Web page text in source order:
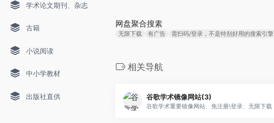
学术论文期刊、杂志
古籍
小说阅读
中小学教材
出版社直供
网盘聚合搜素
无限下载 有广告 需扫码/登录，不是特别好用的搜索引擎
相关导航
谷歌学术镜像网站(3)
谷歌学术重要镜像网站、免注册\登录、无限下载